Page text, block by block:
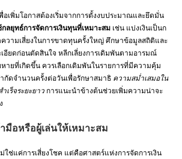
อเพิ่มโอกาสต้องเริ่มจากการตั้งงบประมาณและยึดมั่น
กลยุทธ์การจัดการเงินทุนที่เหมาะสม เช่น แบ่งเงินเป็นก
ความเสี่ยงในการขาดทุนครั้งใหญ่ ศึกษาข้อมูลสถิติและ
อียดก่อนตัดสินใจ หลีกเลี่ยงการเดิมพันตามอารมณ์
ายที่เกิดขึ้น ควรเลือกเดิมพันในรายการที่มีความคุ้ม
กัดจำนวนครั้งต่อวันเพื่อรักษาสมาธิ ความสม่ำเสมอใน
ร็จระยะยาว การแนะนำข้างต้นช่วยเพิ่มความน่าจะ
มือหรือผู้เล่นให้เหมาะสม
ใช่แค่การเสี่ยงโชค แต่คือศาสตร์แห่งการจัดการเงิน